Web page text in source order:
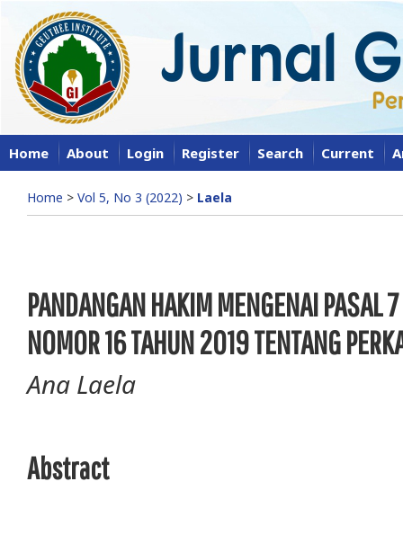
Home About Login Register Search Current
Home > Vol 5, No 3 (2022) > Laela
PANDANGAN HAKIM MENGENAI PASAL
NOMOR 16 TAHUN 2019 TENTANG
Ana Laela
Abstract